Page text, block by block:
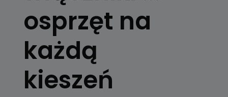
osprzęt na
każdą
kieszeń